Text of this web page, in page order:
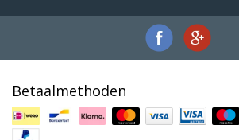
Betaalmethoden